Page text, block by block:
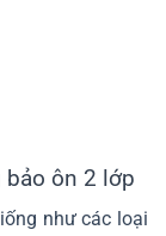
ôn 2 lớp
như các loại